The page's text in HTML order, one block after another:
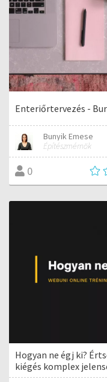
Enteriőrtervezés -
Bunyik Emese
Építészmérnök
0
Hogyan ne égj ki?
kiégés komplex